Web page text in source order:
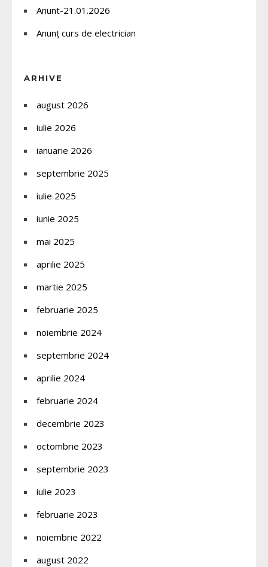
Anunt-21.01.2026
Anunț curs de electrician
ARHIVE
august 2026
iulie 2026
ianuarie 2026
septembrie 2025
iulie 2025
iunie 2025
mai 2025
aprilie 2025
martie 2025
februarie 2025
noiembrie 2024
septembrie 2024
aprilie 2024
februarie 2024
decembrie 2023
octombrie 2023
septembrie 2023
iulie 2023
februarie 2023
noiembrie 2022
august 2022